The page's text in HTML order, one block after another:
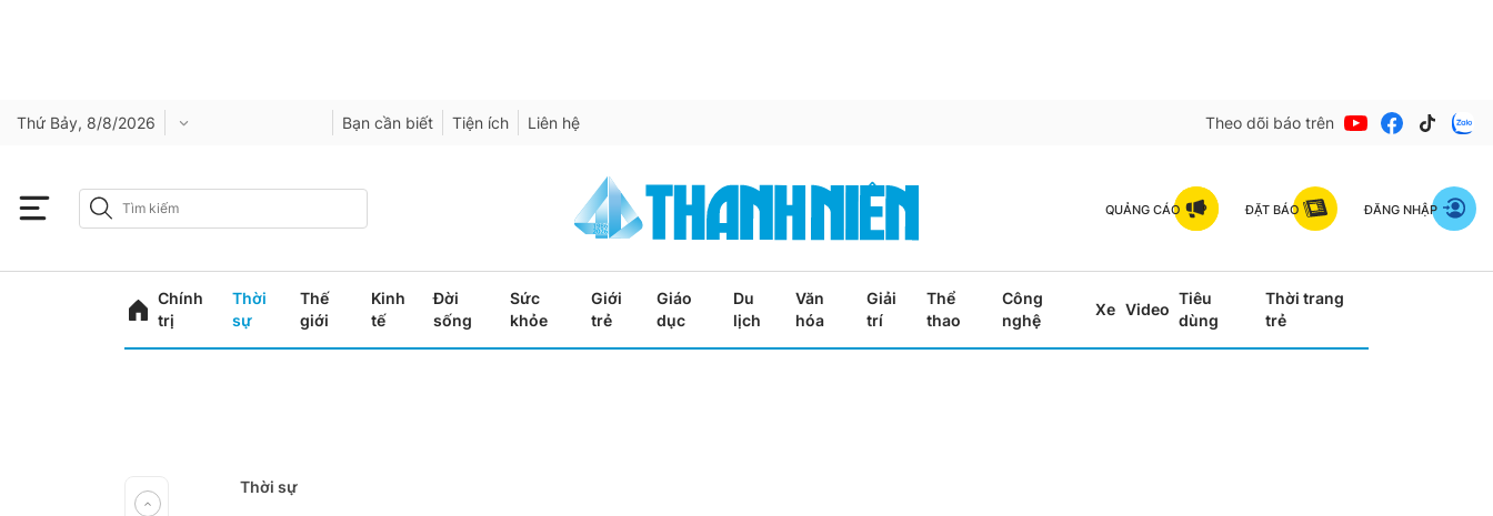
Thứ Bảy, 8/8/2026 Bạn cần biết Tiện ích Liên hệ Theo dõi báo trên
QUẢNG CÁO ĐẶT BÁO ĐĂNG NHẬP
Chính
trị
Thời
sự
Thế
giới
Kinh
tế
Đời
sống
Sức
khỏe
Giới
trẻ
Giáo
dục
Du
lịch
Văn
hóa
Giải
trí
Thể
thao
Công
nghệ
Xe Video
Tiêu
dùng
Thời trang
trẻ
Thời sự